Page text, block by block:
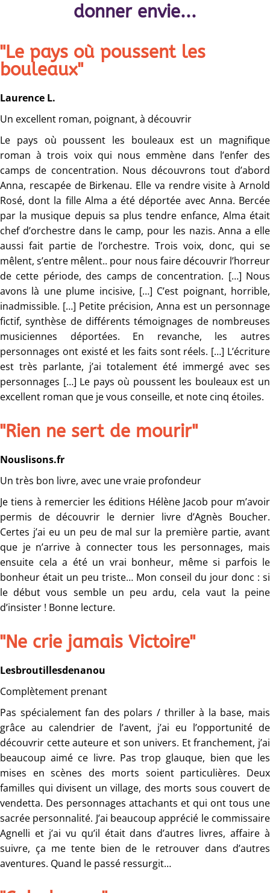
donner envie...
"Le pays où poussent les
bouleaux"
Laurence L.
Un excellent roman, poignant, à découvrir
Le pays où poussent les bouleaux est un magnifique
roman à trois voix qui nous emmène dans l’enfer des
camps de concentration. Nous découvrons tout d’abord
Anna, rescapée de Birkenau. Elle va rendre visite à Arnold
Rosé, dont la fille Alma a été déportée avec Anna. Bercée
par la musique depuis sa plus tendre enfance, Alma était
chef d’orchestre dans le camp, pour les nazis. Anna a elle
aussi fait partie de l’orchestre. Trois voix, donc, qui se
mêlent, s’entre mêlent.. pour nous faire découvrir l’horreur
de cette période, des camps de concentration. […] Nous
avons là une plume incisive, […] C’est poignant, horrible,
inadmissible. […] Petite précision, Anna est un personnage
fictif, synthèse de différents témoignages de nombreuses
musiciennes déportées. En revanche, les autres
personnages ont existé et les faits sont réels. […] L’écriture
est très parlante, j’ai totalement été immergé avec ses
personnages […] Le pays où poussent les bouleaux est un
excellent roman que je vous conseille, et note cinq étoiles.
"Rien ne sert de mourir"
Nouslisons.fr
Un très bon livre, avec une vraie profondeur
Je tiens à remercier les éditions Hélène Jacob pour m’avoir
permis de découvrir le dernier livre d’Agnès Boucher.
Certes j’ai eu un peu de mal sur la première partie, avant
que je n’arrive à connecter tous les personnages, mais
ensuite cela a été un vrai bonheur, même si parfois le
bonheur était un peu triste… Mon conseil du jour donc : si
le début vous semble un peu ardu, cela vaut la peine
d’insister ! Bonne lecture.
"Ne crie jamais Victoire"
Lesbroutillesdenanou
Complètement prenant
Pas spécialement fan des polars / thriller à la base, mais
grâce au calendrier de l’avent, j’ai eu l’opportunité de
découvrir cette auteure et son univers. Et franchement, j’ai
beaucoup aimé ce livre. Pas trop glauque, bien que les
mises en scènes des morts soient particulières. Deux
familles qui divisent un village, des morts sous couvert de
vendetta. Des personnages attachants et qui ont tous une
sacrée personnalité. J’ai beaucoup apprécié le commissaire
Agnelli et j’ai vu qu’il était dans d’autres livres, affaire à
suivre, ça me tente bien de le retrouver dans d’autres
aventures. Quand le passé ressurgit…